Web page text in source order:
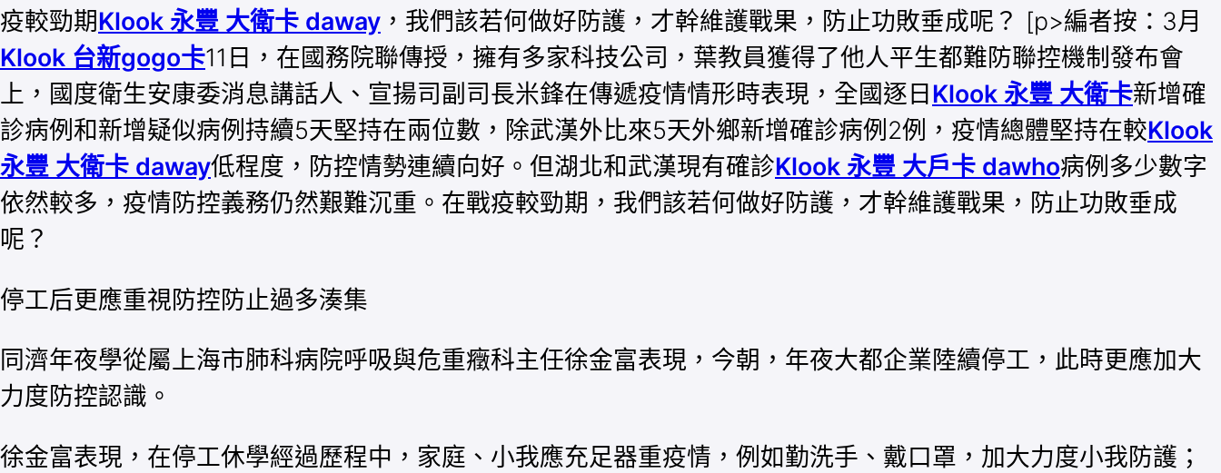
疫較勁期Klook 永豐 大衛卡 daway ，我們該若何做好防護，才幹維護戰果，防止功敗垂成呢？ [p>編者按：3月
Klook 台新gogo卡11日，在國務院聯傳授，擁有多家科技公司，葉教員獲得了他人平生都難防聯控機制發布會
上，國度衛生安康委消息講話人、宣揚司副司長米鋒在傳遞疫情情形時表現，全國逐日Klook 永豐 大衛卡新增確
診病例和新增疑似病例持續5天堅持在兩位數，除武漢外比來5天外鄉新增確診病例2例，疫情總體堅持在較Klook
永豐 大衛卡 daway低程度，防控情勢連續向好。但湖北和武漢現有確診Klook 永豐 大戶卡 dawho病例多少數字
依然較多，疫情防控義務仍然艱難沉重。在戰疫較勁期，我們該若何做好防護，才幹維護戰果，防止功敗垂成
呢？
停工后更應重視防控防止過多湊集
同濟年夜學從屬上海市肺科病院呼吸與危重癥科主任徐金富表現，今朝，年夜大都企業陸續停工，此時更應加大
力度防控認識。
徐金富表現，在停工休學經過歷程中，家庭、小我應充足器重疫情，例如勤洗手、戴口罩，加大力度小我防護；